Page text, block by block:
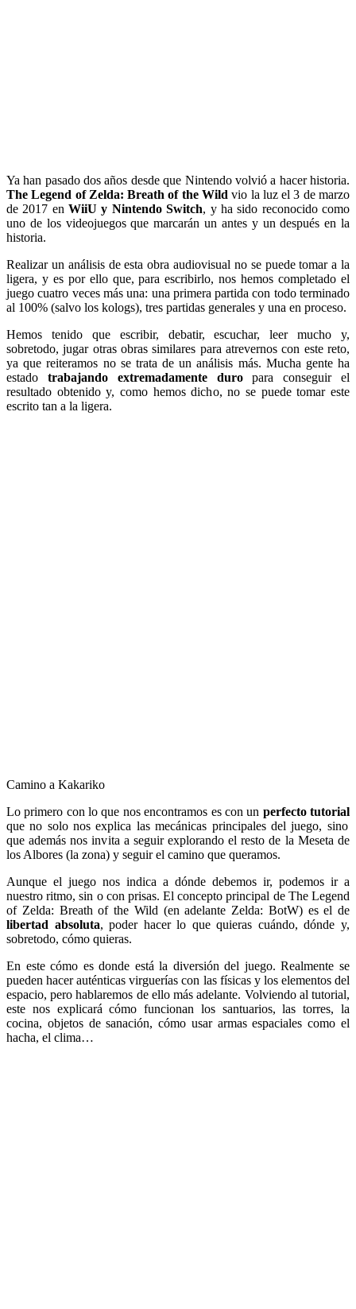
Ya han pasado dos años desde que Nintendo volvió a hacer historia.
The Legend of Zelda: Breath of the Wild vio la luz el 3 de marzo
de 2017 enWiiU y Nintendo Switch, y ha sido reconocido como
uno de los videojuegos que marcarán un antes y un después en la
historia.
Realizar un análisis de esta obra audiovisual no se puede tomar a la
ligera, y es por ello que, para escribirlo, nos hemos completado el
juego cuatro veces más una: una primera partida con todo terminado
al 100% (salvo los kologs), tres partidas generales y una en proceso.
Hemos tenido que escribir, debatir, escuchar, leer mucho y,
sobretodo, jugar otras obras similares para atrevernos con este reto,
ya que reiteramos no se trata de un análisis más. Mucha gente ha
estado trabajando extremadamente duropara conseguir el
resultado obtenido y, como hemos dicho, no se puede tomar este
escrito tan a la ligera.
Camino a Kakariko
Lo primero con lo que nos encontramos es con un perfecto tutorial
que no solo nos explica las mecánicas principales del juego, sino
que además nos invita a seguir explorando el resto de la Meseta de
los Albores (la zona) y seguir el camino que queramos.
Aunque el juego nos indica a dónde debemos ir, podemos ir a
nuestro ritmo, sin o con prisas. El concepto principal de The Legend
of Zelda: Breath of the Wild (en adelante Zelda: BotW) es el de
libertad absoluta, poder hacer lo que quieras cuándo, dónde y,
sobretodo, cómo quieras.
En este cómo es donde está la diversión del juego. Realmente se
pueden hacer auténticas virguerías con las físicas y los elementos del
espacio, pero hablaremos de ello más adelante. Volviendo al tutorial,
este nos explicará cómo funcionan los santuarios, las torres, la
cocina, objetos de sanación, cómo usar armas espaciales como el
hacha, el clima…